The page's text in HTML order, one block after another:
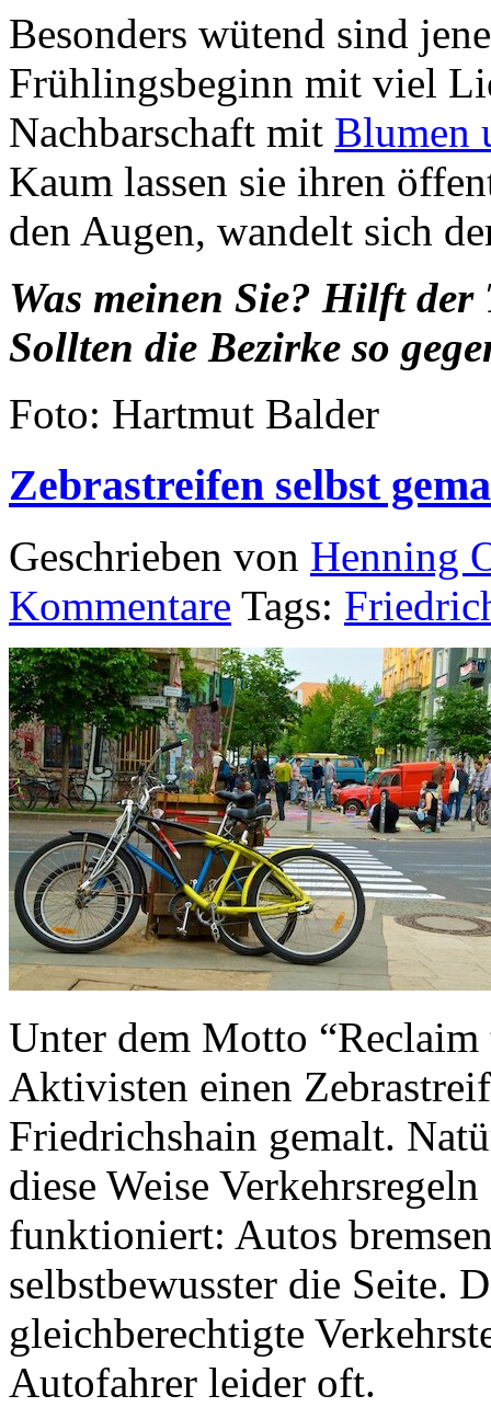
Besonders wütend sind
Frühlingsbeginn mit viel
Nachbarschaft mit Blumen
Kaum lassen sie ihren
den Augen, wandelt sich
Was meinen Sie? Hilft
Sollten die Bezirke so
Foto: Hartmut Balder
Zebrastreifen selbst
Geschrieben von Henning
Kommentare Tags:
Unter dem Motto “Reclaim
Aktivisten einen
Friedrichshain gemalt.
diese Weise
funktioniert: Autos
selbstbewusster die Seite.
gleichberechtigte
Autofahrer leider oft.